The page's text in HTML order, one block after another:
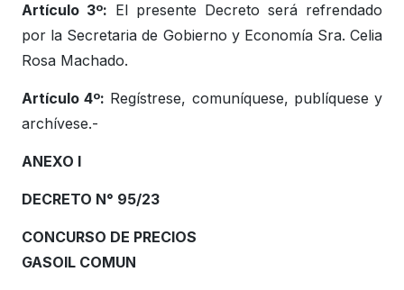
Artículo 3º: El presente Decreto será refrendado
por la Secretaria de Gobierno y Economía Sra. Celia
Rosa Machado.
Artículo 4º: Regístrese, comuníquese, publíquese y
archívese.-
ANEXO I
DECRETO N° 95/23
CONCURSO DE PRECIOS
GASOIL COMUN